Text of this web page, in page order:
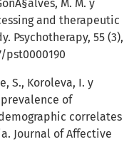
M. M. y
and therapeutic
Psychotherapy, 55 (3),
pst0000190
S., Koroleva, I. y
of
correlates
Journal of Affective